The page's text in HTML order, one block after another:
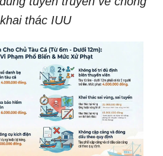
khai thác IUU